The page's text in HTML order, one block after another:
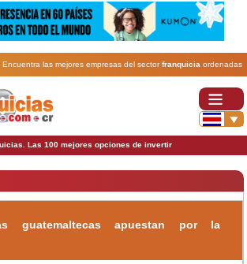
. Encuentra las mejores empresas del sectorfranquicia ordenadas
encontrarás las más rentables, baratas y
Las 100 mejores opciones de invertir
guatemaltecas apuestan por la